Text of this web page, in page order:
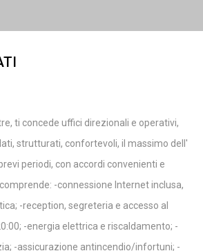
ti concede uffici direzionali e operativi,
strutturati, confortevoli, il massimo dell'
periodi, con accordi convenienti e
-connessione Internet inclusa,
-reception, segreteria e accesso al
-energia elettrica e riscaldamento; -
-assicurazione antincendio/infortuni; -